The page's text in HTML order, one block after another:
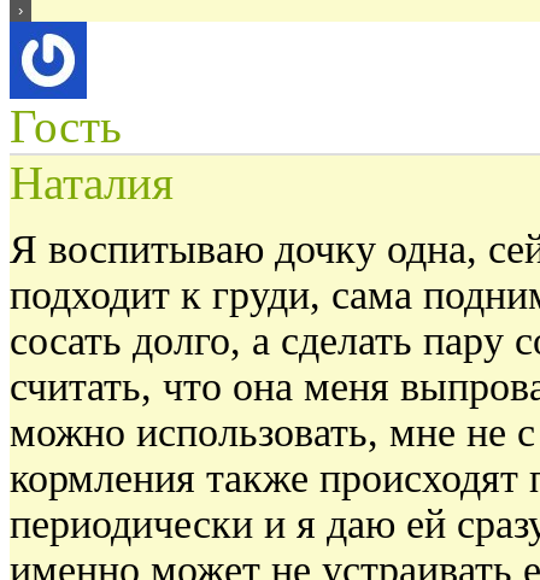
Гость
Наталия
Я воспитываю дочку одна,
подходит к груди, сама
сосать долго, а сделать
считать, что она меня
можно использовать, мне не
кормления также происходят
периодически и я даю ей
именно может не устраивать